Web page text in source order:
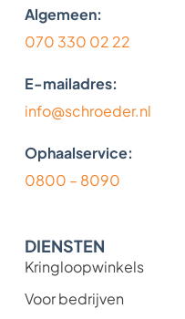
Algemeen:
070 330 02 22
E-mailadres:
info@schroeder.nl
Ophaalservice:
0800 – 8090
DIENSTEN
Kringloopwinkels
Voor bedrijven